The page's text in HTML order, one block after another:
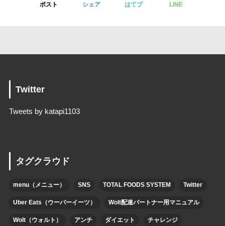
ポスト シェア はてブ LINE
Twitter
Tweets by katapi1103
タグクラウド
menu（メニュー） SNS TOTAL FOODS SYSTEM Twitter
Uber Eats（ウーバーイーツ） Wolt配達パートナー用マニュアル
Wolt（ウォルト） アンチ ダイエット チャレンジ